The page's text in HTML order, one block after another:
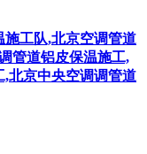
施工队,北京空调管道
管道铝皮保温施工,
北京中央空调调管道